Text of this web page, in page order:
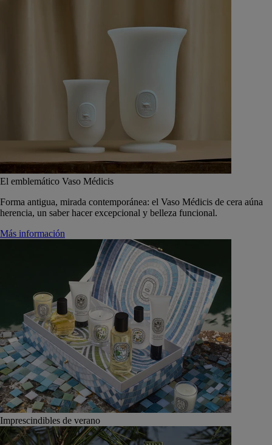
El emblemático Vaso Médicis
Forma antigua, mirada contemporánea: el Vaso Médicis de cera aúna
herencia, un saber hacer excepcional y belleza funcional.
Más información
Imprescindibles de verano